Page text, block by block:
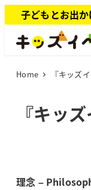
イ
子どもとお出
Home 『キッズ
『キッ
理念 –